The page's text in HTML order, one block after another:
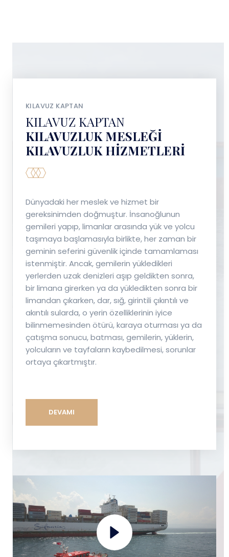
KILAVUZ KAPTAN
KILAVUZ KAPTAN
KILAVUZLUK MESLEĞI
KILAVUZLUK HIZMETLERI
Dünyadaki her meslek ve hizmet bir
gereksinimden doğmuştur. İnsanoğlunun
gemileri yapıp, limanlar arasında yük ve yolcu
taşımaya başlamasıyla birlikte, her zaman bir
geminin seferini güvenlik içinde tamamlaması
istenmiştir. Ancak, gemilerin yükledikleri
yerlerden uzak denizleri aşıp geldikten sonra,
bir limana girerken ya da yükledikten sonra bir
limandan çıkarken, dar, sığ, girintili çıkıntılı ve
akıntılı sularda, o yerin özelliklerinin iyice
bilinmemesinden ötürü, karaya oturması ya da
çatışma sonucu, batması, gemilerin, yüklerin,
yolcuların ve tayfaların kaybedilmesi, sorunlar
ortaya çıkartmıştır.
DEVAMI